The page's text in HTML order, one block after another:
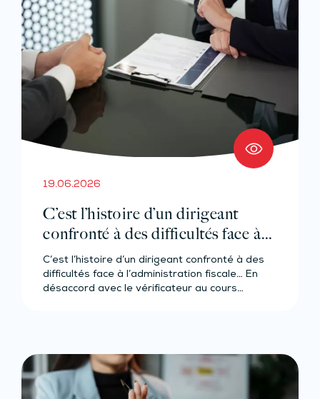
19.06.2026
C’est l’histoire d’un dirigeant
confronté à des difficultés face à
l’administration fiscale…
C’est l’histoire d’un dirigeant confronté à des
difficultés face à l’administration fiscale… En
désaccord avec le vérificateur au cours…